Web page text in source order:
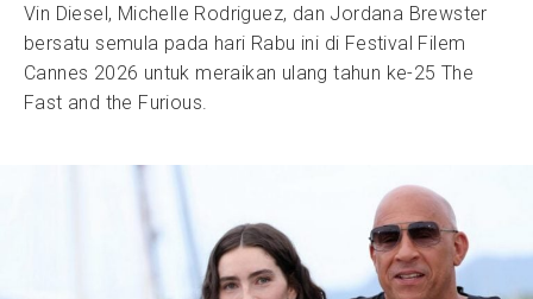
Vin Diesel, Michelle Rodriguez, dan Jordana Brewster
bersatu semula pada hari Rabu ini di Festival Filem
Cannes 2026 untuk meraikan ulang tahun ke-25 The
Fast and the Furious.